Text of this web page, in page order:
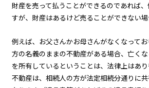
財産を売って払うことができるのであれば
すが、財産はあるけど売ることができない場
例えば、お父さんかお母さんがなくなって
方の名義のままの不動産がある場合、亡く
を所有しているということは、法律上はあ
不動産は、相続人の方が法定相続分通りに